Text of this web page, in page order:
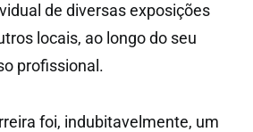
de diversas exposições
locais, ao longo do seu
profissional.
foi, indubitavelmente, um